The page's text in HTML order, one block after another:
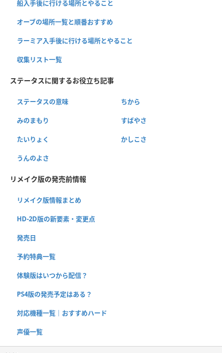
船入手後に行ける場所とやること
オーブの場所一覧と順番おすすめ
ラーミア入手後に行ける場所とやること
収集リスト一覧
ステータスに関するお役立ち記事
ステータスの意味 ちから
みのまもり すばやさ
たいりょく かしこさ
うんのよさ
リメイク版の発売前情報
リメイク版情報まとめ
HD-2D版の新要素・変更点
発売日
予約特典一覧
体験版はいつから配信？
PS4版の発売予定はある？
対応機種一覧｜おすすめハード
声優一覧